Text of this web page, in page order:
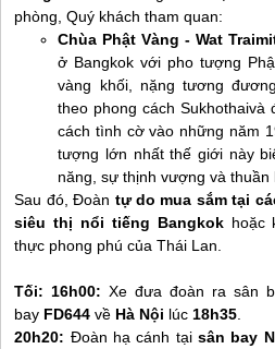
phòng, Quý khách tham quan:
Chùa Phật Vàng - Wat
ở Bangkok với pho tượng
vàng khối, nặng tương
theo phong cách
cách tình cờ vào những năm
tượng lớn nhất thế giới này
năng, sự thịnh vượng và thuần
Sau đó, Đoàn tự do mua sắm tại
siêu thị nổi tiếng Bangkokhoặc
thực phong phú của Thái Lan.
Tối: 16h00:Xe đưa đoàn ra sân
bay FD644 về Hà Nội lúc 18h35
20h20: Đoàn hạ cánh tại sân bay